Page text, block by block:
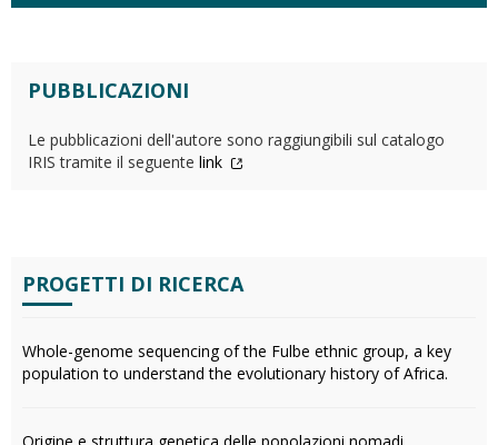
PUBBLICAZIONI
Le pubblicazioni dell'autore sono raggiungibili sul catalogo
IRIS tramite il seguente link
PROGETTI DI RICERCA
Whole-genome sequencing of the Fulbe ethnic group, a key
population to understand the evolutionary history of Africa.